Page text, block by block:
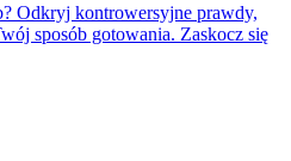
Odkryj kontrowersyjne prawdy,
sposób gotowania. Zaskocz się